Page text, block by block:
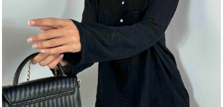
KVKK kapsamında tarafınızca korunmasını, sms ve
WhatsApp üzerinden bilgilendirmeleri almayı
kabul ediyorum.
Çevir Kazan